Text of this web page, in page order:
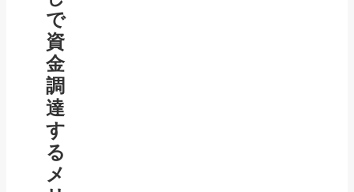
で
資
金
調
達
す
る
メ